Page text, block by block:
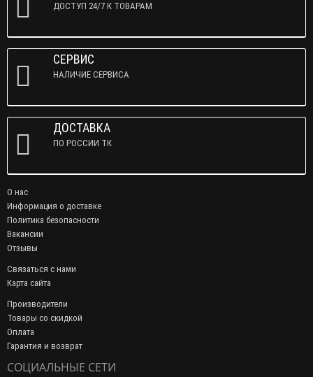
ДОСТУП 24/7 К ТОВАРАМ
СЕРВИС
НАЛИЧИЕ СЕРВИСА
ДОСТАВКА
ПО РОССИИ ТК
О нас
Информация о доставке
Политика безопасности
Вакансии
Отзывы
Связаться с нами
Карта сайта
Производители
Товары со скидкой
Оплата
Гарантия и возврат
СОЦИАЛЬНЫЕ СЕТИ